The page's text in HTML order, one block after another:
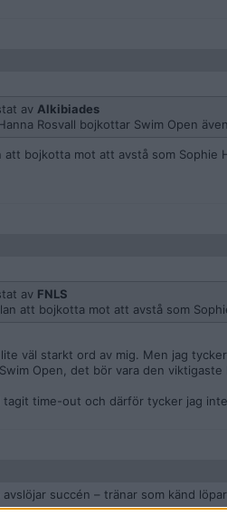
av Alkibiades
Rosvall bojkottar Swim Open
att bojkotta mot att avstå som Sophie
av FNLS
att bojkotta mot att avstå som
väl starkt ord av mig. Men jag
Open, det bör vara den
tagit time-out och därför tycker jag
succén – tränar som känd